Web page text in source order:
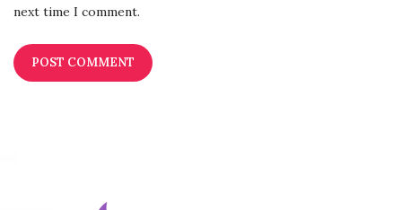
next time I comment.